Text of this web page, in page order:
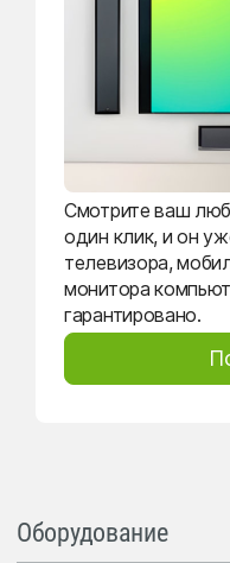
Смотрите ваш
один клик, и он
телевизора,
монитора
гарантировано.
Оборудование